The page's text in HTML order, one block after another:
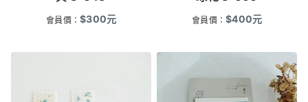
會員價：$300元 會員價：$400元